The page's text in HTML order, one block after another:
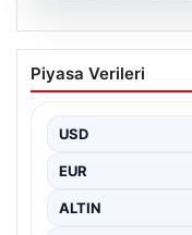
05.08.2026
Altın fiyatları
fiyatları ne
fiyatları
Piyasa Verileri
USD
EUR
ALTIN